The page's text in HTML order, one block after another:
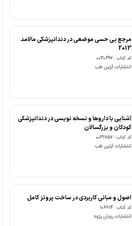
مرجع بی حسی موضعی در دندانپزشکی مالامد
2013
کد کتاب : 0030697
انتشارات آرتین طب
آشنایی با داروها و نسخه نویسی در دندانپزشکی
کودکان و بزرگسالان
کد کتاب : 0031757
انتشارات آرتین طب
اصول و مبانی کاربردی در ساخت پروتز کامل
کد کتاب : 106814
انتشارات رویان پژوه